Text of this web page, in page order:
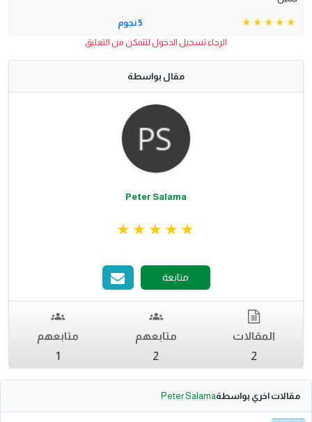
5 نجوم
الرجاء تسجيل الدخول لتتمكن من التعليق
مقال بواسطة
Peter Salama
متابعة
المقالات
2
متابعهم
2
متابعهم
1
مقالات اخري بواسطةPeter Salama